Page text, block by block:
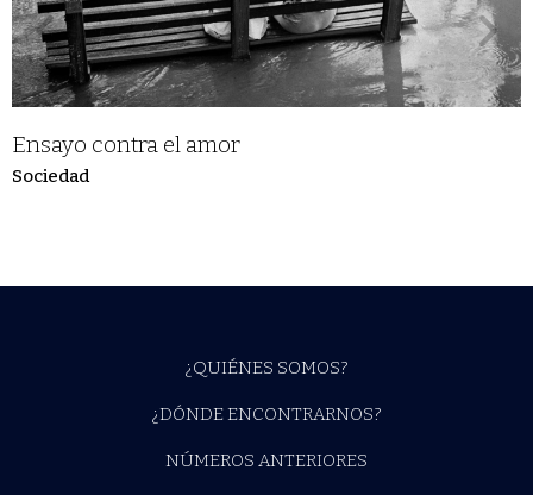
Ensayo contra el amor
Sociedad
¿QUIÉNES SOMOS?
¿DÓNDE ENCONTRARNOS?
NÚMEROS ANTERIORES